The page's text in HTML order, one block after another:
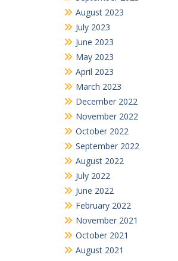
August 2023
July 2023
June 2023
May 2023
April 2023
March 2023
December 2022
November 2022
October 2022
September 2022
August 2022
July 2022
June 2022
February 2022
November 2021
October 2021
August 2021